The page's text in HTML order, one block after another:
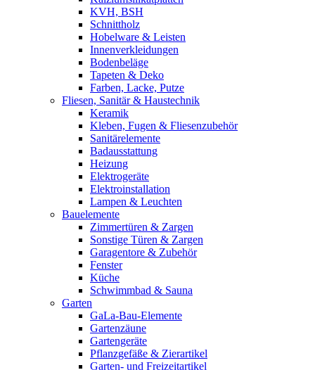
KVH, BSH
Schnittholz
Hobelware & Leisten
Innenverkleidungen
Bodenbeläge
Tapeten & Deko
Farben, Lacke, Putze
Fliesen, Sanitär & Haustechnik
Keramik
Kleben, Fugen & Fliesenzubehör
Sanitärelemente
Badausstattung
Heizung
Elektrogeräte
Elektroinstallation
Lampen & Leuchten
Bauelemente
Zimmertüren & Zargen
Sonstige Türen & Zargen
Garagentore & Zubehör
Fenster
Küche
Schwimmbad & Sauna
Garten
GaLa-Bau-Elemente
Gartenzäune
Gartengeräte
Pflanzgefäße & Zierartikel
Garten- und Freizeitartikel